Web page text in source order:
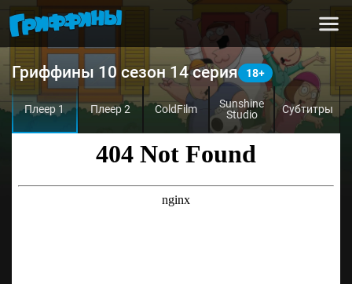
Гриффины 10 сезон 14 серия
Плеер 1 Плеер 2 ColdFilm
Sunshine
Studio
Субтитры